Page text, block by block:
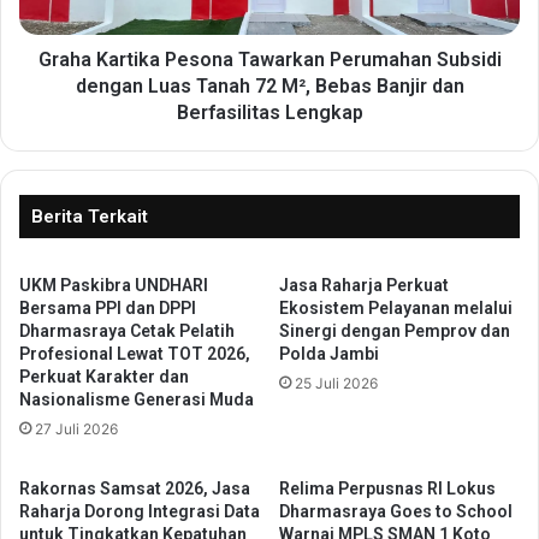
d
l
l
i
m
S
i
a
p
i
m
p
t
e
n
T
a
w
a
r
k
a
P
e
Graha Kartika Pesona Tawarkan Perumahan Subsidi
dengan Luas Tanah 72 M², Bebas Banjir dan
Berfasilitas Lengkap
Berita Terkait
UKM Paskibra UNDHARI
Bersama PPI dan DPPI
Dharmasraya Cetak Pelatih
Profesional Lewat TOT 2026,
Perkuat Karakter dan
Nasionalisme Generasi Muda
27 Juli 2026
‎Jasa Raharja Perkuat
Ekosistem Pelayanan melalui
Sinergi dengan Pemprov dan
Polda Jambi
25 Juli 2026
Rakornas Samsat 2026, Jasa
Raharja Dorong Integrasi Data
untuk Tingkatkan Kepatuhan
Relima Perpusnas RI Lokus
Dharmasraya Goes to School
Warnai MPLS SMAN 1 Koto